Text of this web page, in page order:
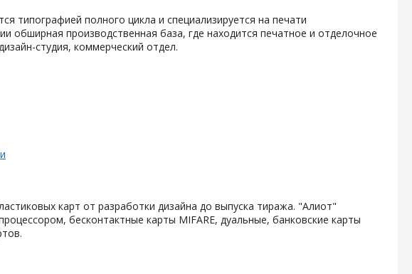
типографией полного цикла и специализируется на печати
обширная производственная база, где находится печатное и отделочное
студия, коммерческий отдел.
карт от разработки дизайна до выпуска тиража. "Алиот"
бесконтактные карты MIFARE, дуальные, банковские карты